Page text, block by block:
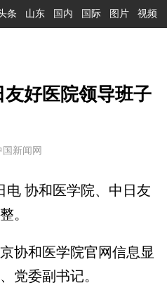
条 山东 国内 国际 图片 视频
好医院领导班子
新闻网
协和医学院、中日友
。
和医学院官网信息显
党委副书记。